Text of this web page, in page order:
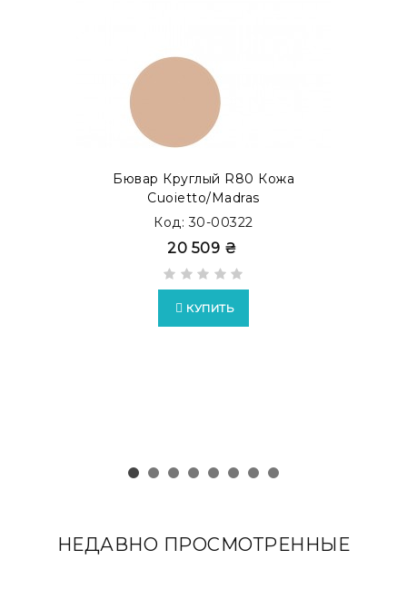
Также Вы можете заказать бювар с металлической
прослойкой внутри. Такой тип бюваров представлен,
как бювар с акцентом. Просмотреть готовые
модификации в каталоге
MODERN ACCENT
Бювар Круглый R80 Кожа
Cuoietto/Madras
Код: 30-00322
20 509 ₴
КУПИТЬ
НЕДАВНО ПРОСМОТРЕННЫЕ